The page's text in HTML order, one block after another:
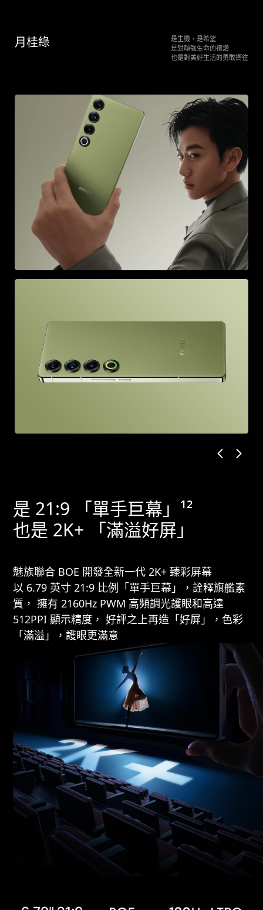
月桂綠
是生機，是希望
是對頑強生命的禮讚
也是對美好生活的勇敢嚮往
是 21:9 「單手巨幕」¹²
也是 2K+ 「滿溢好屏」
魅族聯合 BOE 開發全新一代 2K+ 臻彩屏幕
以 6.79 英寸 21:9 比例「單手巨幕」，詮釋旗艦素
質， 擁有 2160Hz PWM 高頻調光護眼和高達
512PPI 顯示精度， 好評之上再造「好屏」，色彩
「滿溢」，護眼更滿意